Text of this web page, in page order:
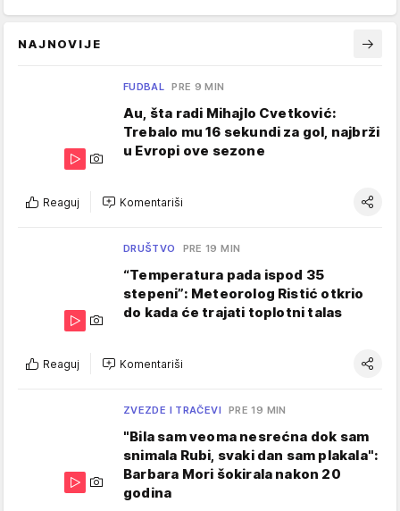
NAJNOVIJE
FUDBAL PRE 9 MIN
Au, šta radi Mihajlo Cvetković:
Trebalo mu 16 sekundi za gol, najbrži
u Evropi ove sezone
Reaguj Komentariši
DRUŠTVO PRE 19 MIN
“Temperatura pada ispod 35
stepeni”: Meteorolog Ristić otkrio
do kada će trajati toplotni talas
Reaguj Komentariši
ZVEZDE I TRAČEVI PRE 19 MIN
"Bila sam veoma nesrećna dok sam
snimala Rubi, svaki dan sam plakala":
Barbara Mori šokirala nakon 20
godina